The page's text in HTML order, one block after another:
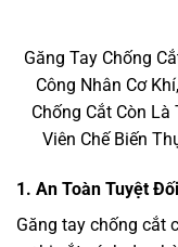
Găng Tay Chống
Công Nhân Cơ
Chống Cắt Còn
Viên Chế Biến
1. An Toàn Tuyệt
Găng tay chống cắt